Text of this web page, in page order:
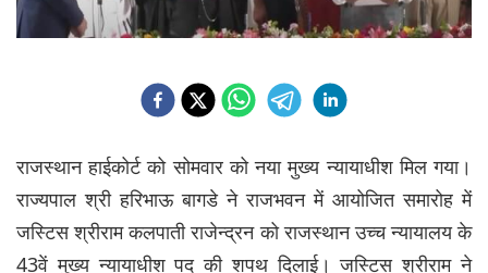
राजस्थान हाईकोर्ट को सोमवार को नया मुख्य न्यायाधीश मिल गया।
राज्यपाल श्री हरिभाऊ बागडे ने राजभवन में आयोजित समारोह में
जस्टिस श्रीराम कलपाती राजेन्द्रन को राजस्थान उच्च न्यायालय के
43वें मुख्य न्यायाधीश पद की शपथ दिलाई। जस्टिस श्रीराम ने